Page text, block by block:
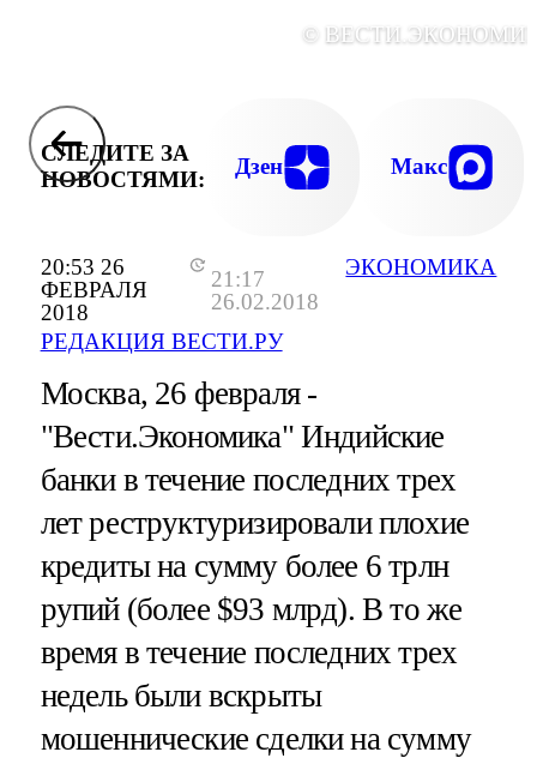
20:53 26
ФЕВРАЛЯ
2018
21:17
26.02.2018
РЕДАКЦИЯ ВЕСТИ.РУ
ЭКОНОМИКА
©
СЛЕДИТЕ ЗА
НОВОСТЯМИ:
Дзен Макс
Москва, 26 февраля -
"Вести.Экономика" Индийские
банки в течение последних трех
лет реструктуризировали плохие
кредиты на сумму более 6 трлн
рупий (более $93 млрд). В то же
время в течение последних трех
недель были вскрыты
мошеннические сделки на сумму